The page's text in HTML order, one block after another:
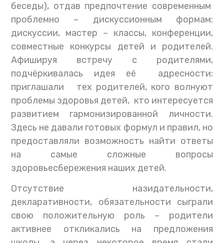
беседы), отдав предпочтение современным
проблемно – дискуссионным формам:
дискуссии, мастер – классы, конференции,
совместные конкурсы детей и родителей.
Афишируя встречу с родителями,
подчёркивалась идея её адресности:
приглашали тех родителей, кого волнуют
проблемы здоровья детей, кто интересуется
развитием гармонизированной личности.
Здесь не давали готовых формул и правил, но
предоставляли возможность найти ответы
на самые сложные вопросы
здоровьесбережения наших детей.
Отсутствие назидательности,
декларативности, обязательности сыграли
свою положительную роль – родители
активнее откликались на предложения